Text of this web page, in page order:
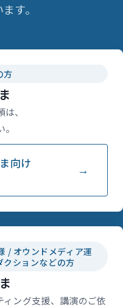
す。
方
、
向け
/ オウンドメディア運
ションなどの方
ング支援、講演のご依